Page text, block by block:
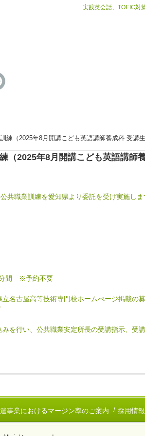
実践英会話、TOEIC対
練（2025年8月開講こども英語講師養成科 受講生
2025年8月開講こども英語講師
共職業訓練を愛知県より委託を受け実施しま
分間 ※予約不要
名古屋高等技術専門校ホームぺージ掲載の募
を行い、公共職業安定所長の受講指示、受
事業におけるマージン率のご案内 採用情